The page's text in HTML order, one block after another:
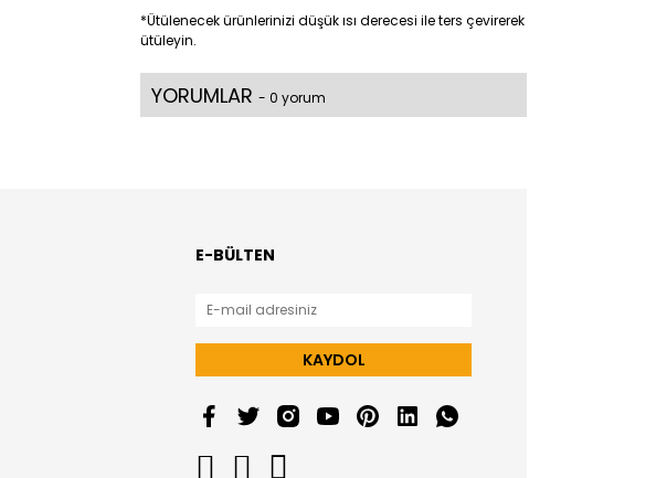
*Ütülenecek ürünlerinizi düşük ısı derecesi ile ters çevirerek
ütüleyin.
YORUMLAR - 0 yorum
E-BÜLTEN
KAYDOL